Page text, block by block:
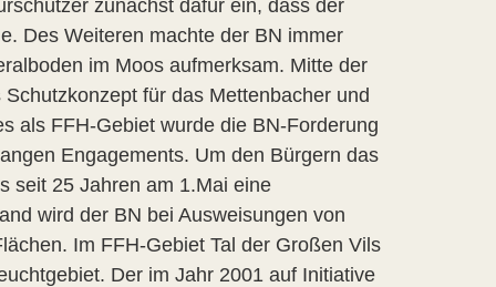
zunächst dafür ein, dass der
Des Weiteren machte der BN immer
im Moos aufmerksam. Mitte der
für das Mettenbacher und
als FFH-Gebiet wurde die BN-Forderung
Engagements. Um den Bürgern das
seit 25 Jahren am 1.Mai eine
wird der BN bei Ausweisungen von
Im FFH-Gebiet Tal der Großen Vils
Der im Jahr 2001 auf Initiative